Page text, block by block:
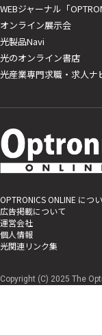
WEBジャーナル「
オンライン展示会
光製品Navi
光のオンライン書店
光産業専門求職・求人ナ
OPTRONICS ONLINE につ
広告掲載について
運営会社
個人情報
光関連リンク集
Copyright (C) 2025 The